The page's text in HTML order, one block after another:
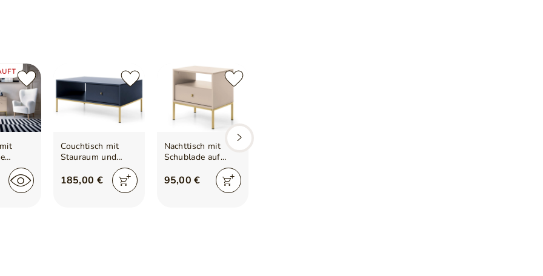
mit
Amor
Couchtisch mit
Stauraum und
Golden Metallbeine
Amor Marineblau
185,00 €
Nachttisch mit
Schublade auf
Metallbeinen Amor
95,00 €